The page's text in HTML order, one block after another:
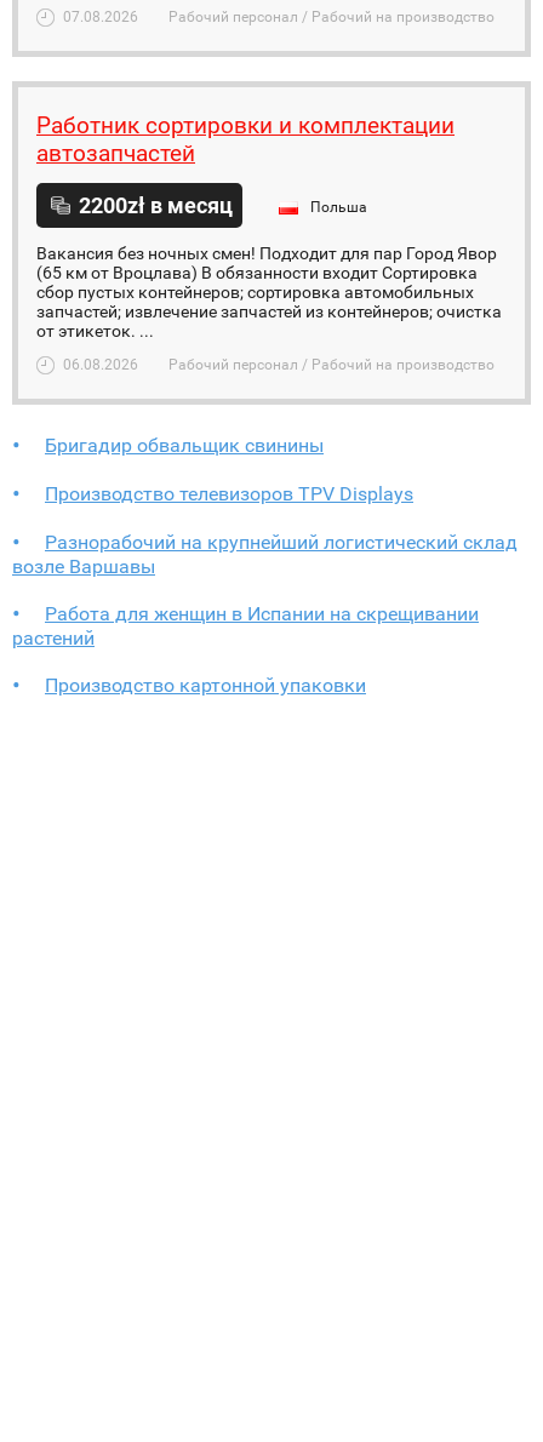
07.08.2026 Рабочий персонал / Рабочий на производство
Работник сортировки и комплектации
автозапчастей
2200zł в месяц Польша
Вакансия без ночных смен! Подходит для пар Город Явор
(65 км от Вроцлава) В обязанности входит Сортировка
сбор пустых контейнеров; сортировка автомобильных
запчастей; извлечение запчастей из контейнеров; очистка
от этикеток. ...
06.08.2026 Рабочий персонал / Рабочий на производство
Бригадир обвальщик свинины
Производство телевизоров TPV Displays
Разнорабочий на крупнейший логистический склад
возле Варшавы
Работа для женщин в Испании на скрещивании
растений
Производство картонной упаковки